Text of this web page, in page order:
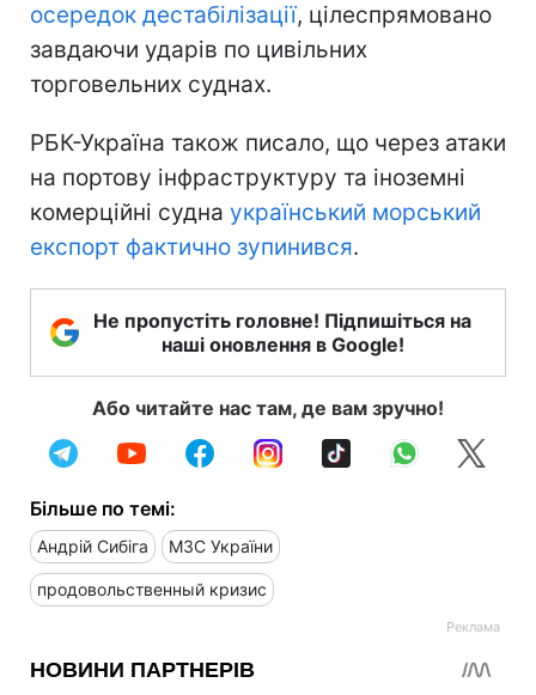
осередок дестабілізації, цілеспрямовано
завдаючи ударів по цивільних
торговельних суднах.
РБК-Україна також писало, що через атаки
на портову інфраструктуру та іноземні
комерційні судна український морський
експорт фактично зупинився.
Не пропустіть головне! Підпишіться на
наші оновлення в Google!
Або читайте нас там, де вам зручно!
Більше по темі:
Андрій Сибіга МЗС України
продовольственный кризис